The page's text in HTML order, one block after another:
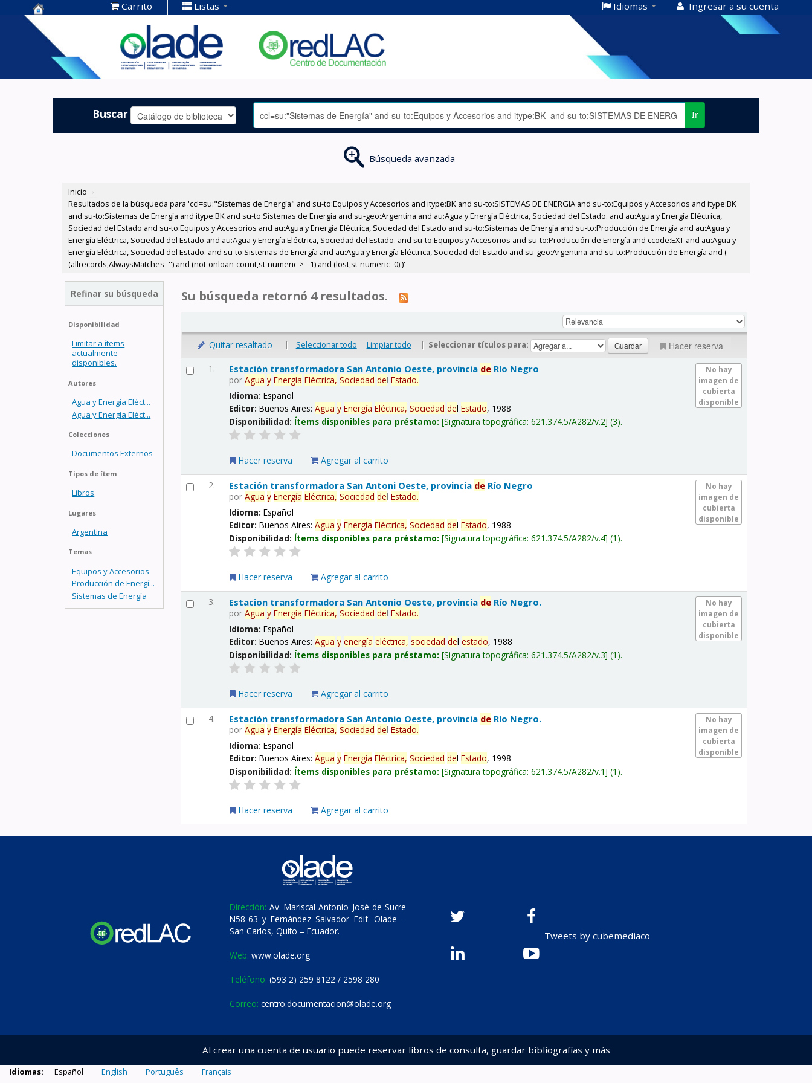
Centro de
Documentación
OLADE -
Carrito Listas Idiomas Ingresar a su cuenta
Buscar Ir
Búsqueda avanzada
Inicio ›
Resultados de la búsqueda para 'ccl=su:"Sistemas de Energía" and su-to:Equipos y Accesorios and itype:BK and su-to:SISTEMAS DE ENERGIA and su-to:Equipos y Accesorios and itype:BK
and su-to:Sistemas de Energía and itype:BK and su-to:Sistemas de Energía and su-geo:Argentina and au:Agua y Energía Eléctrica, Sociedad del Estado. and au:Agua y Energía Eléctrica,
Sociedad del Estado and su-to:Equipos y Accesorios and au:Agua y Energía Eléctrica, Sociedad del Estado and su-to:Sistemas de Energía and su-to:Producción de Energía and au:Agua y
Energía Eléctrica, Sociedad del Estado and au:Agua y Energía Eléctrica, Sociedad del Estado. and su-to:Equipos y Accesorios and su-to:Producción de Energía and ccode:EXT and au:Agua y
Energía Eléctrica, Sociedad del Estado. and su-to:Sistemas de Energía and au:Agua y Energía Eléctrica, Sociedad del Estado and su-geo:Argentina and su-to:Producción de Energía and (
(allrecords,AlwaysMatches='') and (not-onloan-count,st-numeric >= 1) and (lost,st-numeric=0) )'
Refinar su búsqueda
Disponibilidad
Limitar a ítems
actualmente
disponibles.
Autores
Agua y Energía Eléct...
Agua y Energía Eléct...
Colecciones
Documentos Externos
Tipos de ítem
Libros
Lugares
Argentina
Temas
Equipos y Accesorios
Producción de Energí...
Sistemas de Energía
Su búsqueda retornó 4 resultados.
Quitar resaltado | Seleccionar todo Limpiar todo | Seleccionar títulos para: Hacer reserva
1.
No hay
imagen de
cubierta
disponible
Estación transformadora San Antonio Oeste, provincia de Río Negro
porAgua y Energía Eléctrica, Sociedad delEstado.
Idioma:Español
Editor:Buenos Aires:Agua y Energía Eléctrica, Sociedad delEstado, 1988
Disponibilidad: Ítems disponibles para préstamo: Signatura topográfica:621.374.5/A282/v.2 (3).
Hacer reserva Agregar al carrito
2.
No hay
imagen de
cubierta
disponible
Estación transformadora San Antoni Oeste, provincia de Río Negro
porAgua y Energía Eléctrica, Sociedad delEstado.
Idioma:Español
Editor:Buenos Aires:Agua y Energía Eléctrica, Sociedad delEstado, 1988
Disponibilidad: Ítems disponibles para préstamo: Signatura topográfica:621.374.5/A282/v.4 (1).
Hacer reserva Agregar al carrito
3.
No hay
imagen de
cubierta
disponible
Estacion transformadora San Antonio Oeste, provincia de Río Negro.
porAgua y Energía Eléctrica, Sociedad delEstado.
Idioma:Español
Editor:Buenos Aires:Agua y energía eléctrica, sociedad delestado, 1988
Disponibilidad: Ítems disponibles para préstamo: Signatura topográfica:621.374.5/A282/v.3 (1).
Hacer reserva Agregar al carrito
4.
No hay
imagen de
cubierta
disponible
Estación transformadora San Antonio Oeste, provincia de Río Negro.
porAgua y Energía Eléctrica, Sociedad delEstado.
Idioma:Español
Editor:Buenos Aires:Agua y Energía Eléctrica, Sociedad delEstado, 1998
Disponibilidad: Ítems disponibles para préstamo: Signatura topográfica:621.374.5/A282/v.1 (1).
Hacer reserva Agregar al carrito
Dirección: Av. Mariscal Antonio José de Sucre
N58-63 y Fernández Salvador Edif. Olade –
San Carlos, Quito – Ecuador.
Web: www.olade.org
Teléfono: (593 2) 259 8122 / 2598 280
Correo: centro.documentacion@olade.org
Tweets by cubemediaco
Al crear una cuenta de usuario puede reservar libros de consulta, guardar bibliografías y más
Idiomas: Español English Português Français